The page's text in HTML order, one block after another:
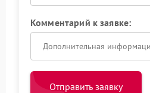
Комментарий к заявке:
Отправить заявку